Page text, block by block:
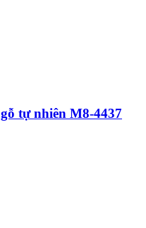
tự nhiên M8-4437